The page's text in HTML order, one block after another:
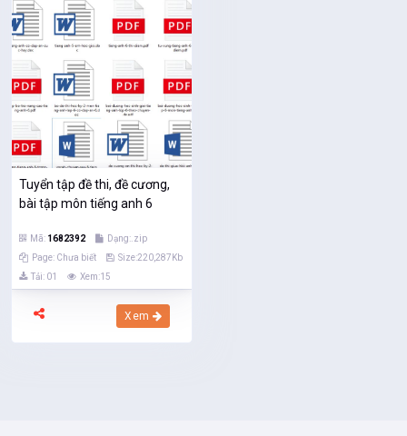
Tuyển tập đề thi, đề cương,
bài tập môn tiếng anh 6
Mã: 1682392
Dạng:.zip
Page: Chưa biết
Size:220,287Kb
Tải: 01
Xem:15
Xem